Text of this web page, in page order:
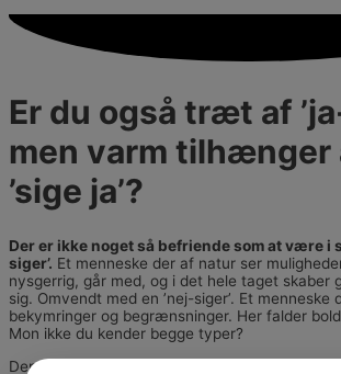
Er du også træt af
men varm tilhænger
’sige ja’?
Der er ikke noget så befriende som at være i
siger’. Et menneske der af natur ser
nysgerrig, går med, og i det hele taget skaber
sig. Omvendt med en ’nej-siger’. Et menneske
bekymringer og begrænsninger. Her falder
Mon ikke du kender begge typer?
Dermed ikke sagt at man bare kan vælge at